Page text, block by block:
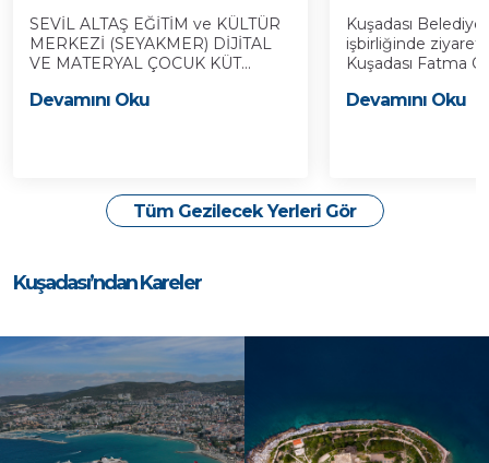
SEVİL ALTAŞ EĞİTİM ve KÜLTÜR
MERKEZİ (SEYAKMER) DİJİTAL
VE MATERYAL ÇOCUK KÜT...
Devamını Oku
Kuşadası
işbirliğinde
Kuşadası Fatma
Devamını Oku
Tüm Gezilecek Yerleri Gör
Kuşadası’ndan Kareler